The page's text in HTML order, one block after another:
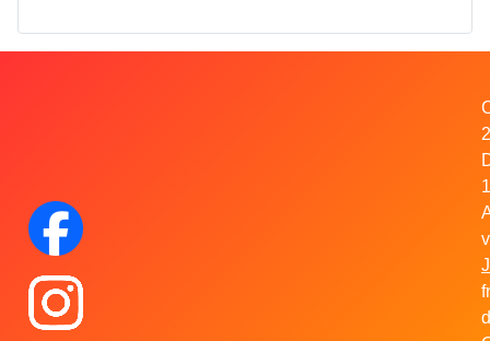
Facebook
Instagram